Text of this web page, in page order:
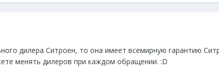
дилера Ситроен, то она имеет всемирную гарантию
менять дилеров при каждом обращении. :D